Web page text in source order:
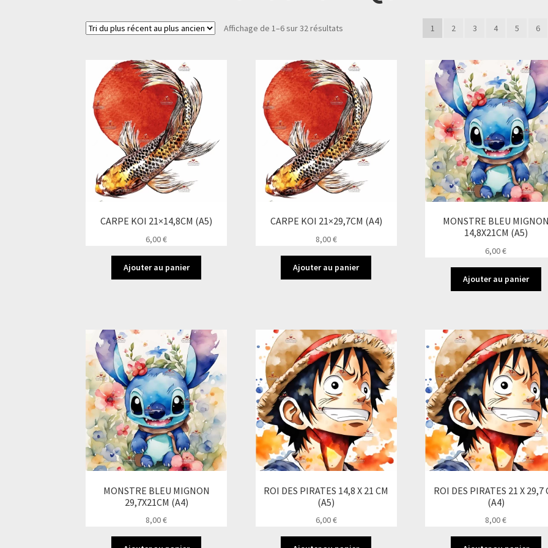
Affichage de 1–6 sur 32 résultats
récent
au
plus
ancien
1 2 3 4 5 6
CARPE KOI 21×14,8CM (A5)
6,00€
Ajouter au panier
CARPE KOI 21×29,7CM (A4)
8,00€
Ajouter au panier
MONSTRE BLEU
14,8X21CM (A5)
6,00€
Ajouter au panier
MONSTRE BLEU MIGNON
29,7X21CM (A4)
8,00€
ROI DES PIRATES 14,8 X 21 CM
(A5)
6,00€
ROI DES PIRATES 21 X 29,7
(A4)
8,00€